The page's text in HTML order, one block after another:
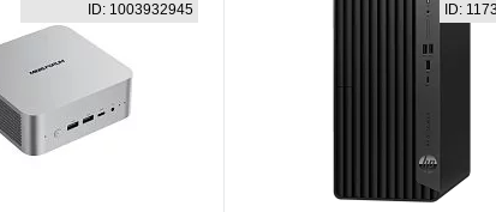
ID: 1003932945
ID: